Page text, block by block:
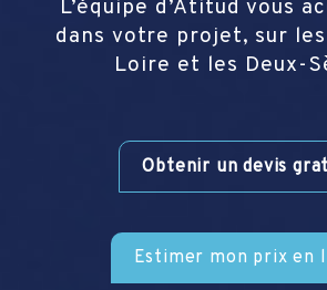
L’équipe d’Atitud vous
dans votre projet, sur
Loire et les Deux-
Obtenir un devis
Estimer mon prix en